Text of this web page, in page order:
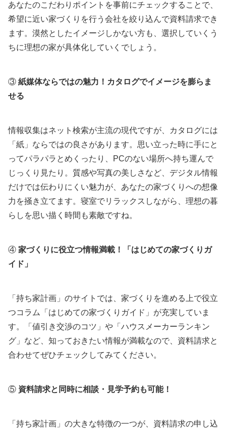
あなたのこだわりポイントを事前にチェックすることで、
希望に近い家づくりを行う会社を絞り込んで資料請求でき
ます。漠然としたイメージしかない方も、選択していくう
ちに理想の家が具体化していくでしょう。
③ 紙媒体ならではの魅力！カタログでイメージを膨らま
せる
情報収集はネット検索が主流の現代ですが、カタログには
「紙」ならではの良さがあります。思い立った時に手にと
ってパラパラとめくったり、PCのない場所へ持ち運んで
じっくり見たり。質感や写真の美しさなど、デジタル情報
だけでは伝わりにくい魅力が、あなたの家づくりへの想像
力を掻き立てます。寝室でリラックスしながら、理想の暮
らしを思い描く時間も素敵ですね。
④ 家づくりに役立つ情報満載！「はじめての家づくりガ
イド」
「持ち家計画」のサイトでは、家づくりを進める上で役立
つコラム「はじめての家づくりガイド」が充実していま
す。「値引き交渉のコツ」や「ハウスメーカーランキン
グ」など、知っておきたい情報が満載なので、資料請求と
合わせてぜひチェックしてみてください。
⑤ 資料請求と同時に相談・見学予約も可能！
「持ち家計画」の大きな特徴の一つが、資料請求の申し込